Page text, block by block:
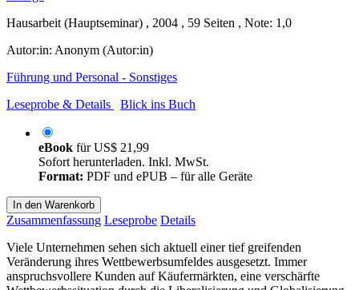
Hausarbeit (Hauptseminar) , 2004 , 59 Seiten , Note: 1,0
Autor:in: Anonym (Autor:in)
Führung und Personal - Sonstiges
Leseprobe & Details
Blick ins Buch
eBook fürUS$ 21,99
Sofort herunterladen. Inkl. MwSt.
Format: PDF und ePUB – für alle Geräte
In den Warenkorb
Zusammenfassung Leseprobe Details
Viele Unternehmen sehen sich aktuell einer tief greifenden
Veränderung ihres Wettbewerbsumfeldes ausgesetzt. Immer
anspruchsvollere Kunden auf Käufermärkten, eine verschärfte